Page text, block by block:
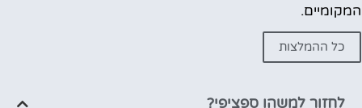
המקומיים.
כל ההמלצות
לחזור למשהו ספציפי?